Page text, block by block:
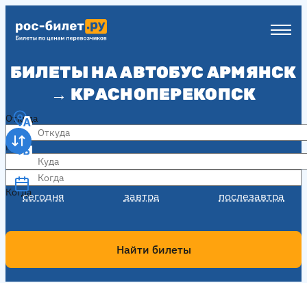
БИЛЕТЫ НА АВТОБУС АРМЯНСК
→ КРАСНОПЕРЕКОПСК
Откуда
Куда
Когда
сегодня завтра послезавтра
Когда
Найти билеты